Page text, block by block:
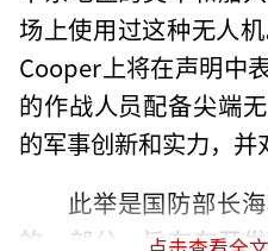
场上使用过这种无人
Cooper上将在声明中
的作战人员配备尖端
的军事创新和实力，并
此举是国防部长
的一部分，旨在在开